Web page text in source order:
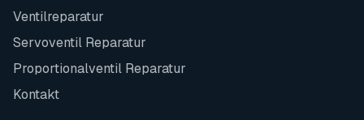
Ventilreparatur
Servoventil Reparatur
Proportionalventil Reparatur
Kontakt